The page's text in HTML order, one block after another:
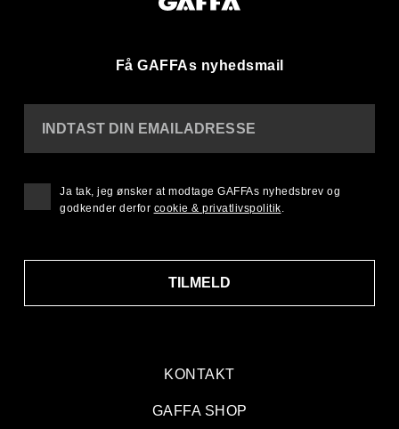
Få GAFFAs nyhedsmail
KONTAKT
GAFFA SHOP
INDTAST DIN EMAILADRESSE
TILMELD
Ja tak, jeg ønsker at modtage GAFFAs nyhedsbrev og
godkender derfor cookie & privatlivspolitik.